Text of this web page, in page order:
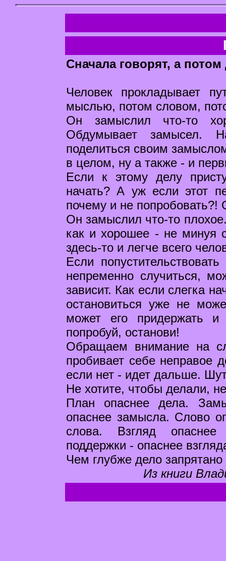
Cначала говорят, а
Человек прокладывает
мыслью, потом словом,
Он замыслил что-то
Обдумывает замысел.
поделиться своим
в целом, ну а также - и
Если к этому делу
начать? А уж если этот
почему и не попробовать?!
Он замыслил что-то
как и хорошее - не минуя
здесь-то и легче всего
Если
непременно случиться,
зависит. Как если слегка
остановиться уже не
может его придержать
попробуй, останови!
Обращаем внимание на
пробивает себе неправое
если нет - идет дальше.
Не хотите, чтобы делали,
План опаснее дела.
опаснее замысла. Слово
слова. Взгляд опаснее
поддержки - опаснее
Чем глубже дело
Из книги